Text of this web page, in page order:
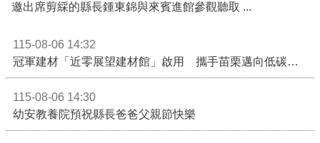
邀出席剪綵的縣長鍾東錦與來賓進館參觀聽取 ...
115-08-06 14:32
冠軍建材「近零展望建材館」啟用 攜手苗栗邁向低碳建築新未來
115-08-06 14:30
幼安教養院預祝縣長爸爸父親節快樂